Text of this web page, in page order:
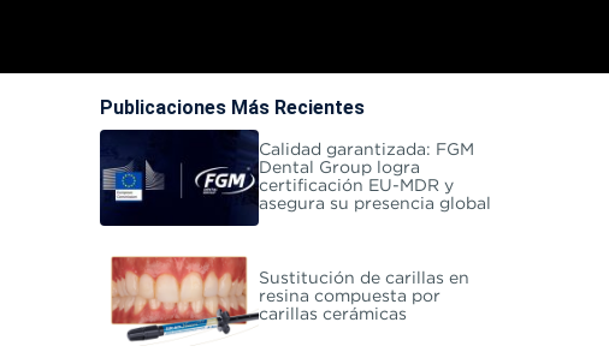
Publicaciones Más Recientes
Calidad garantizada: FGM
Dental Group logra
certificación EU-MDR y
asegura su presencia global
Sustitución de carillas en
resina compuesta por
carillas cerámicas